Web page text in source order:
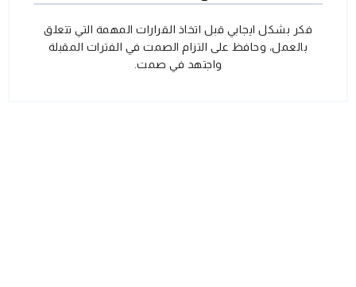
فكر بشكل ايجابي قبل اتخاذ القرارات المهمة التي تتعلق
بالعمل، وحافظ على التزام الصمت في الفترات المقبلة
واجتهد في صمت.